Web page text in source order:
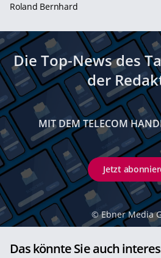
Roland Bernhard
Die Top-News des
der
MIT DEM TELECOM
Jetzt
© Ebner Media
Das könnte Sie auch